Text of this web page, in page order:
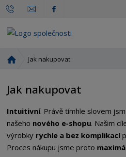
d
í
s
t
Jak nakupovat
Jak nakupovat
Intuitivní. Právě tímhle slovem
našeho nového e-shopu. Našim
výrobky rychle a bez komplikací
Proces nákupu jsme proto